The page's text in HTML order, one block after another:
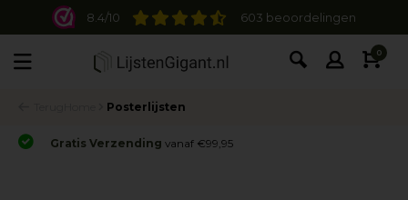
8.4/10 603 beoordelingen
0
Posterlijsten
Gratis Verzending vanaf €99,95